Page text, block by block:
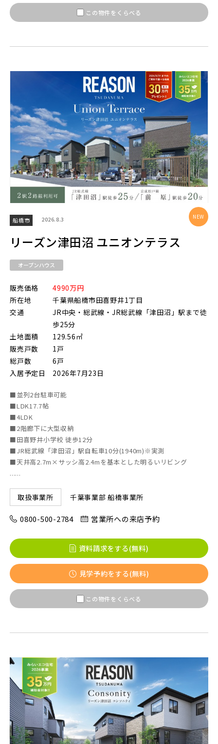
京成成田スカイアクセス線
西武線
西武池袋線
西武新宿線
その他鉄道
東京メトロ有楽町線
東京メトロ千代田線
北総鉄道
埼玉高速鉄道
東京メトロ東西線
都営新宿線
埼玉新都市交通 [伊奈線]
つくばエクスプレス
東京メトロ副都心線
京王井の頭線
20棟以上の大型分譲
この物件をくらべる
船橋市 2026.8.3
リーズン津田沼 ユニオンテラス
オープンハウス
販売価格
4990万円
所在地
千葉県船橋市田喜野井1丁目
交通
JR中央・総武線・JR総武線「津田沼」駅まで徒
歩25分
土地面積
129.56㎡
販売戸数
1戸
総戸数
6戸
入居予定日
2026年7月23日
■並列2台駐車可能
■LDK17.7帖
■4LDK
■2階廊下に大型収納
■田喜野井小学校 徒歩12分
■JR総武線「津田沼」駅自転車10分(1940m)※実測
■天井高2.7m×サッシ高2.4mを基本とした明るいリビング
......
取扱事業所 千葉事業部 船橋事業所
0800-500-2784 営業所への来店予約
資料請求をする(無料)
見学予約をする(無料)
この物件をくらべる